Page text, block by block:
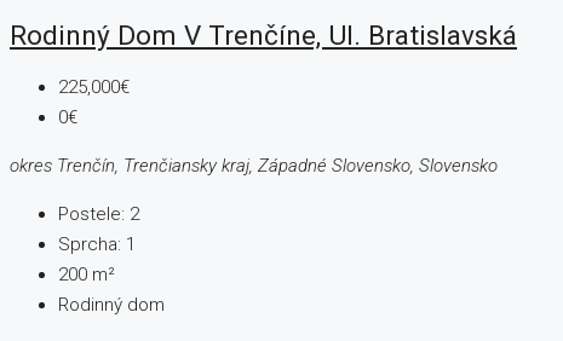
Rodinný Dom V Trenčíne, Ul. Bratislavská
225,000€
0€
okres Trenčín, Trenčiansky kraj, Západné Slovensko, Slovensko
Postele: 2
Sprcha: 1
200 m²
Rodinný dom